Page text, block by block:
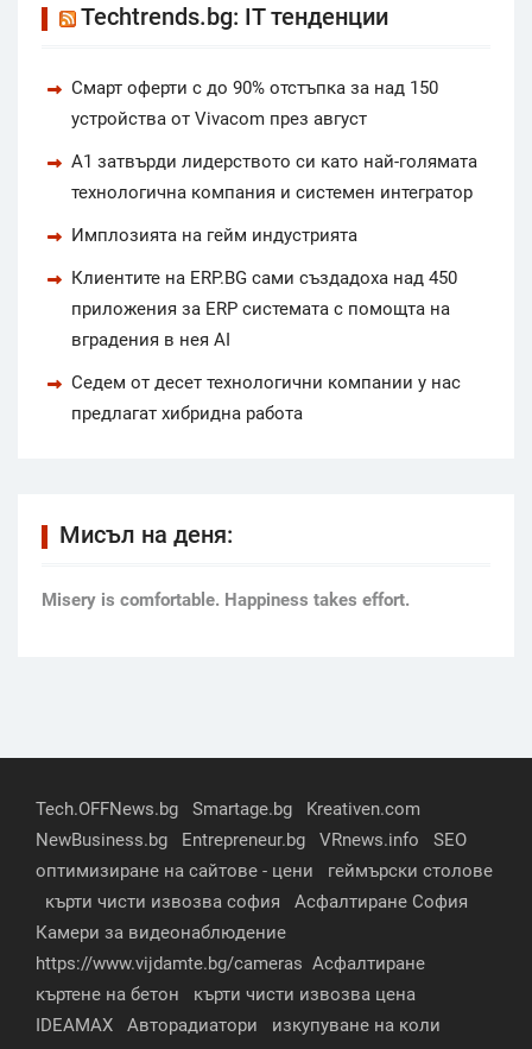
Techtrends.bg: IT тенденции
Смарт оферти с до 90% отстъпка за над 150
устройства от Vivacom през август
А1 затвърди лидерството си като най-голямата
технологична компания и системен интегратор
Имплозията на гейм индустрията
Клиентите на ERP.BG сами създадоха над 450
приложения за ERP системата с помощта на
вградения в нея AI
Седем от десет технологични компании у нас
предлагат хибридна работа
Мисъл на деня:
Мisery is comfortable. Happiness takes effort.
Tech.OFFNews.bg Smartage.bg
Kreativen.com
NewBusiness.bg
Entrepreneur.bg VRnews.info
SEO
оптимизиране на сайтове - цени
геймърски столове
кърти чисти извозва софия
Асфалтиране София
Камери за видеонаблюдение
https://www.vijdamte.bg/cameras Асфалтиране
къртене на бетон
кърти чисти извозва цена
IDEAMAX
Авторадиатори
изкупуване на коли